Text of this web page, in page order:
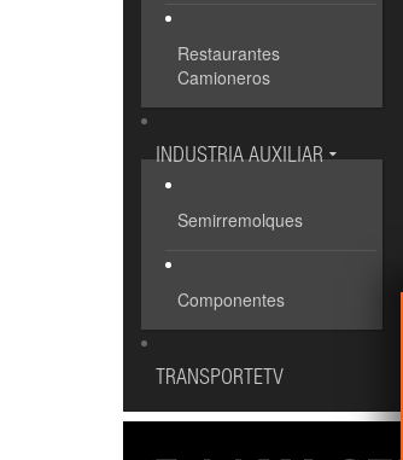
Restaurantes
Camioneros
INDUSTRIA AUXILIAR
Semirremolques
Componentes
TRANSPORTETV